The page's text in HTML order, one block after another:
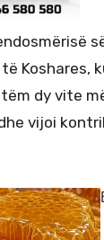
Koshares,
dy vite
vijoi